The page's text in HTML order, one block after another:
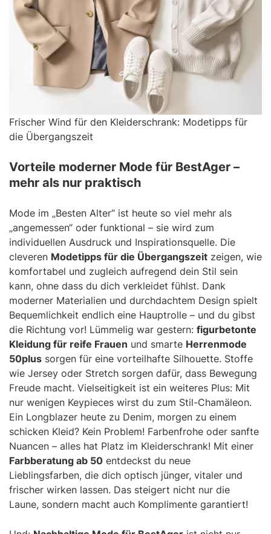
Frischer Wind für den Kleiderschrank: Modetipps für
die Übergangszeit
Vorteile moderner Mode für BestAger –
mehr als nur praktisch
Mode im „Besten Alter“ ist heute so viel mehr als
„angemessen“ oder funktional – sie wird zum
individuellen Ausdruck und Inspirationsquelle. Die
cleveren Modetipps für die Übergangszeit zeigen, wie
komfortabel und zugleich aufregend dein Stil sein
kann, ohne dass du dich verkleidet fühlst. Dank
moderner Materialien und durchdachtem Design spielt
Bequemlichkeit endlich eine Hauptrolle – und du gibst
die Richtung vor! Lümmelig war gestern: figurbetonte
Kleidung für reife Frauen und smarte Herrenmode
50plus sorgen für eine vorteilhafte Silhouette. Stoffe
wie Jersey oder Stretch sorgen dafür, dass Bewegung
Freude macht. Vielseitigkeit ist ein weiteres Plus: Mit
nur wenigen Keypieces wirst du zum Stil-Chamäleon.
Ein Longblazer heute zu Denim, morgen zu einem
schicken Kleid? Kein Problem! Farbenfrohe oder sanfte
Nuancen – alles hat Platz im Kleiderschrank! Mit einer
Farbberatung ab 50 entdeckst du neue
Lieblingsfarben, die dich optisch jünger, vitaler und
frischer wirken lassen. Das steigert nicht nur die
Laune, sondern macht auch Komplimente garantiert!